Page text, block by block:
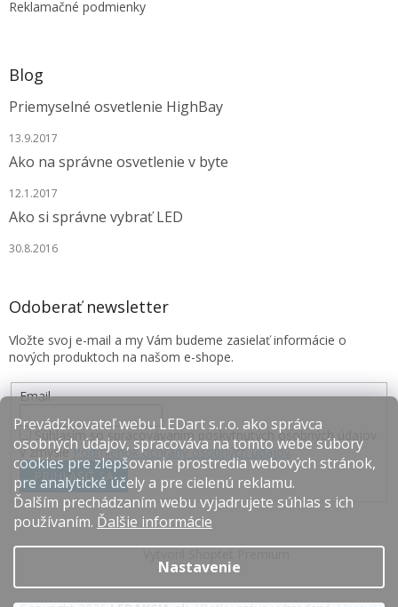
Prevádzkovateľ webu LEDart s.r.o. ako správca
osobných údajov, spracováva na tomto webe súbory
cookies pre zlepšovanie prostredia webových stránok,
pre analytické účely a pre cielenú reklamu.
Ďalším prechádzaním webu vyjadrujete súhlas s ich
používaním. Ďalšie informácie
Nastavenie
Reklamačné podmienky
Blog
Priemyselné osvetlenie HighBay
13.9.2017
Ako na správne osvetlenie v byte
12.1.2017
Ako si správne vybrať LED
30.8.2016
Odoberať newsletter
Vložte svoj e-mail a my Vám budeme zasielať informácie o
nových produktoch na našom e-shope.
Email
Súhlasím so spracovávaním poskytnutých osobných údajov
v zmysle Podmienok ochrany osobných údajov.
PRIHLÁSIŤ SA